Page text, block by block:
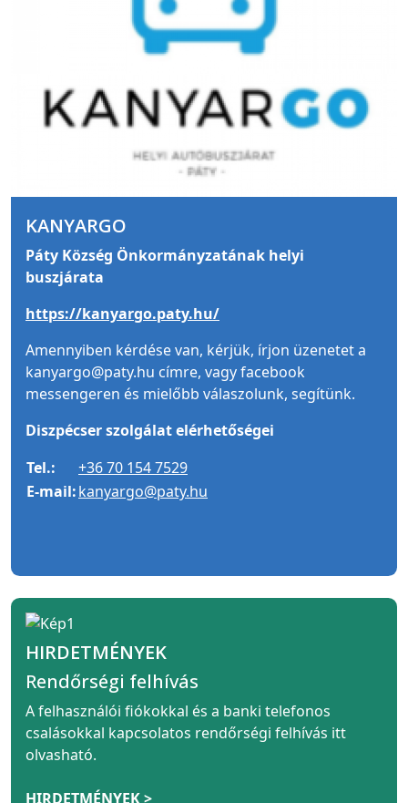
KANYARGO
Páty Község Önkormányzatának helyi
buszjárata
https://kanyargo.paty.hu/
Amennyiben kérdése van, kérjük, írjon üzenetet a
kanyargo@paty.hu címre, vagy facebook
messengeren és mielőbb válaszolunk, segítünk.
Diszpécser szolgálat elérhetőségei
Tel.:
+36 70 154 7529
E-mail:kanyargo@paty.hu
HIRDETMÉNYEK
Rendőrségi felhívás
A felhasználói fiókokkal és a banki telefonos
csalásokkal kapcsolatos rendőrségi felhívás itt
olvasható.
HIRDETMÉNYEK >